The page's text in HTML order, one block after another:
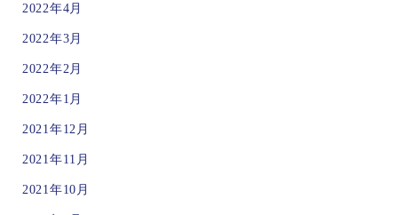
2022年4月
2022年3月
2022年2月
2022年1月
2021年12月
2021年11月
2021年10月